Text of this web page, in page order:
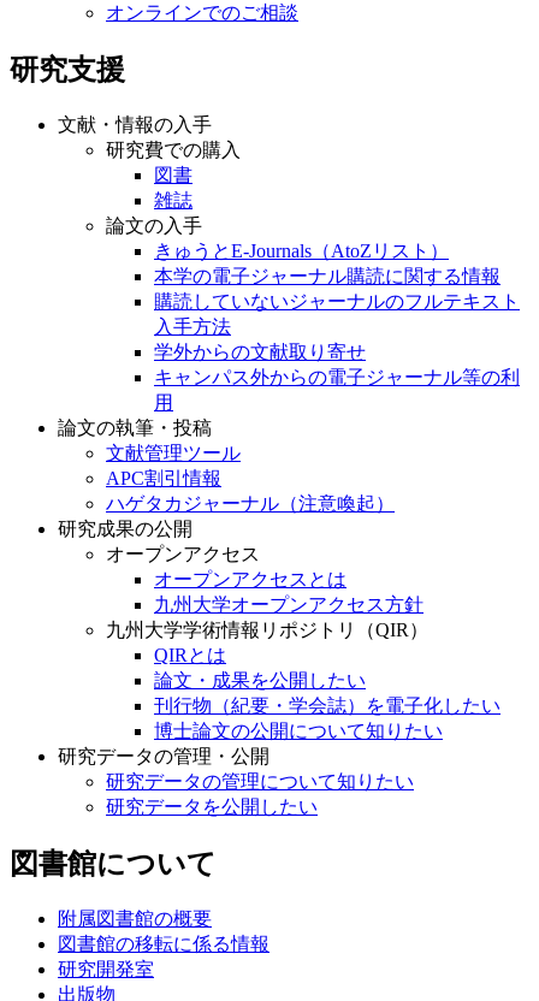
オンラインでのご相談
研究支援
文献・情報の入手
研究費での購入
図書
雑誌
論文の入手
きゅうとE-Journals（AtoZリスト）
本学の電子ジャーナル購読に関する情報
購読していないジャーナルのフルテキスト
入手方法
学外からの文献取り寄せ
キャンパス外からの電子ジャーナル等の利
用
論文の執筆・投稿
文献管理ツール
APC割引情報
ハゲタカジャーナル（注意喚起）
研究成果の公開
オープンアクセス
オープンアクセスとは
九州大学オープンアクセス方針
九州大学学術情報リポジトリ（QIR）
QIRとは
論文・成果を公開したい
刊行物（紀要・学会誌）を電子化したい
博士論文の公開について知りたい
研究データの管理・公開
研究データの管理について知りたい
研究データを公開したい
図書館について
附属図書館の概要
図書館の移転に係る情報
研究開発室
出版物